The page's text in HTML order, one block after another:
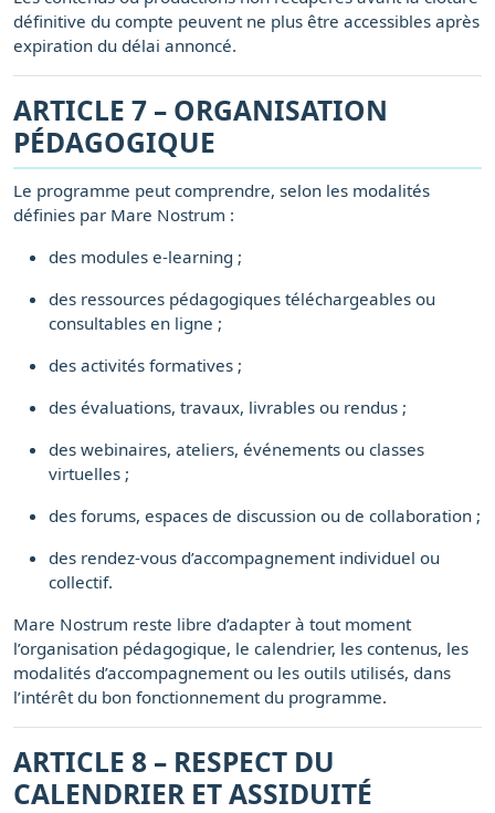
définitive du compte peuvent ne plus être accessibles après
expiration du délai annoncé.
ARTICLE 7 – ORGANISATION
PÉDAGOGIQUE
Le programme peut comprendre, selon les modalités
définies par Mare Nostrum :
des modules e-learning ;
des ressources pédagogiques téléchargeables ou
consultables en ligne ;
des activités formatives ;
des évaluations, travaux, livrables ou rendus ;
des webinaires, ateliers, événements ou classes
virtuelles ;
des forums, espaces de discussion ou de collaboration ;
des rendez-vous d’accompagnement individuel ou
collectif.
Mare Nostrum reste libre d’adapter à tout moment
l’organisation pédagogique, le calendrier, les contenus, les
modalités d’accompagnement ou les outils utilisés, dans
l’intérêt du bon fonctionnement du programme.
ARTICLE 8 – RESPECT DU
CALENDRIER ET ASSIDUITÉ